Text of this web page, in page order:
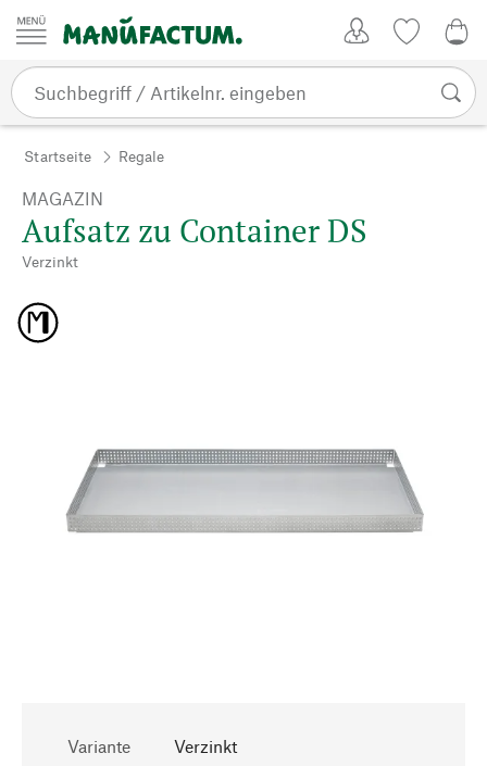
Zum Inhalt springen
Startseite Regale
MAGAZIN
Aufsatz zu Container DS
Verzinkt
Variante Verzinkt